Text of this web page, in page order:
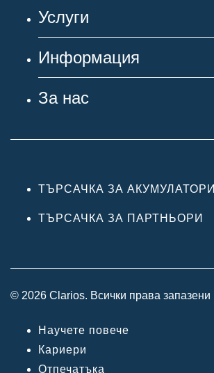
Услуги
Информация
За нас
ТЪРСАЧКА ЗА АКУМУЛАТОРИ
ТЪРСАЧКА ЗА ПАРТНЬОРИ
© 2026 Clarios. Всички права запазени
Научете повече
Кариери
Отпечатъка